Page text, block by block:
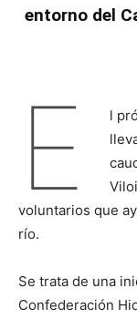
entorno del
E l
voluntarios que
río.
Se trata de una
Confederación